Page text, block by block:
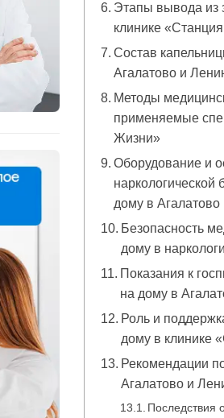
Этапы вывода из
клинике
Состав
Агалатово и
Методы
применяемые
Жизни»
Оборудование и
наркологической
дому в Агалатово
Безопасность
дому в
Показания к
на дому в
Роль и
дому в клинике
Рекомендации
Агалатово и
Последствия